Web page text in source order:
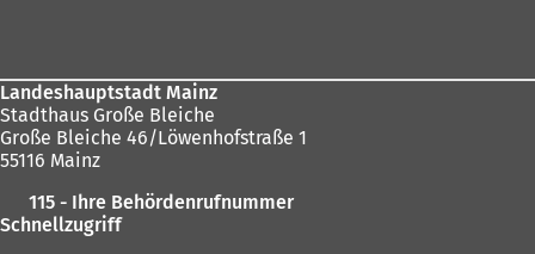
Landeshauptstadt Mainz
Stadthaus Große Bleiche
Große Bleiche 46/Löwenhofstraße 1
55116 Mainz
115 - Ihre Behördenrufnummer
Schnellzugriff